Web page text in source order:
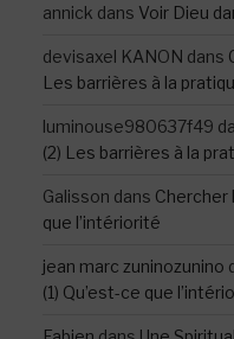
annick dans Voir Dieu
devisaxel KANON dans
Les barrières à la
luminouse980637f49
(2) Les barrières à la
Galisson dans Chercher
que l’intériorité
jean marc zuninozunino
(1) Qu’est-ce que